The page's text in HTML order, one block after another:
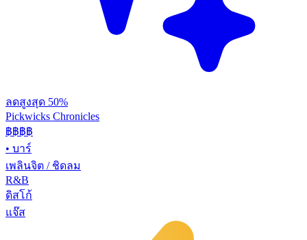
ลดสูงสุด 50%
Pickwicks Chronicles
฿฿฿฿
• บาร์
เพลินจิต / ชิดลม
R&B
ดิสโก้
แจ๊ส